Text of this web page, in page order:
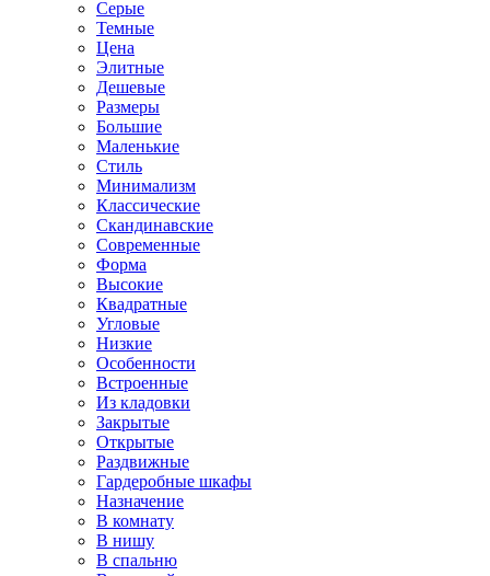
Серые
Темные
Цена
Элитные
Дешевые
Размеры
Большие
Маленькие
Стиль
Минимализм
Классические
Скандинавские
Современные
Форма
Высокие
Квадратные
Угловые
Низкие
Особенности
Встроенные
Из кладовки
Закрытые
Открытые
Раздвижные
Гардеробные шкафы
Назначение
В комнату
В нишу
В спальню